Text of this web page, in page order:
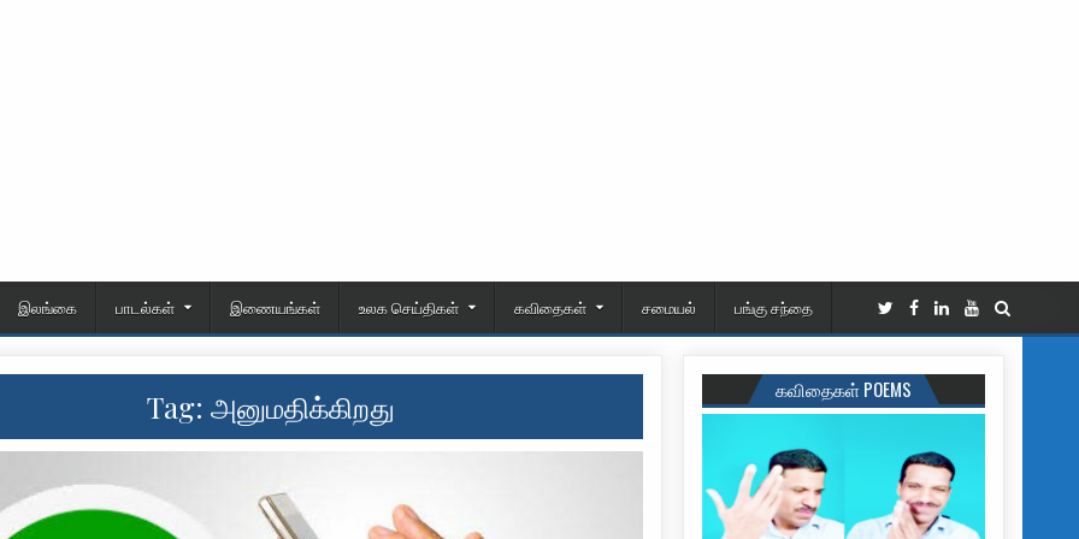
இலங்கை பாடல்கள் இணையங்கள் உலக செய்திகள் கவிதைகள் சமையல் பங்கு சந்தை
Tag:அனுமதிக்கிறது கவிதைகள் POEMS